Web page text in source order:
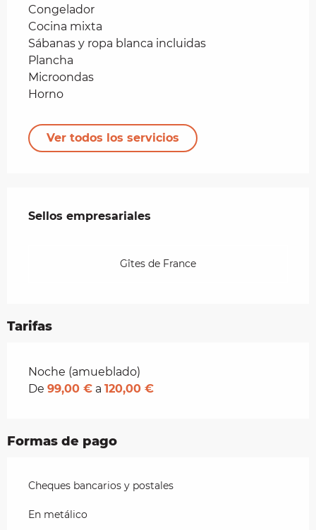
Congelador
Cocina mixta
Sábanas y ropa blanca incluidas
Plancha
Microondas
Horno
Ver todos los servicios
Sellos empresariales
Sellos empresariales
Gîtes de France
Tarifas
Tarifas 2026
Noche (amueblado)
De 99,00 € a 120,00 €
Formas de pago
Cheques bancarios y postales
En metálico